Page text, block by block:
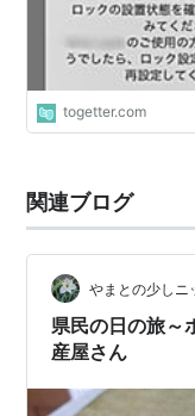
togetter.com
関連ブログ
やまとの少しニ
県民の日の旅～
産屋さん